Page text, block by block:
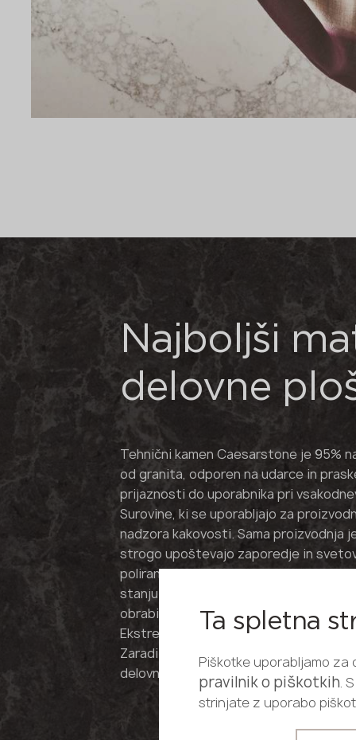
Najboljši
delovne
Tehnični kamen Caesarstone je 95%
od granita, odporen na udarce in
prijaznosti do uporabnika pri
Surovine, ki se uporabljajo za
nadzora kakovosti. Sama proizvodnja
strogo upoštevajo zaporedje in
poliranje zagotavlja, da tehnični
stanju. Tudi med aktivno uporabo
obrabi in izgorevanju.
Ekstremni pogoji in visoke
Zaradi toplotne odpornosti je idealen
delovno površino, kar je še najbolj
Ta spletna
Piškotke uporabljamo za
pravilnik o piškotkih.
strinjate z uporabo